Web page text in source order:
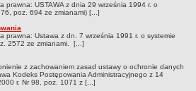
PEDAGOGICZNE
prawna: USTAWA z dnia 29 września 1994 r. o
poz. 694 ze zmianami) [...]
prawna: Ustawa z dn. 7 września 1991 r. o systemie
2572 ze zmianami. [...]
z zachowaniem zasad ustawy o ochronie danych
Kodeks Postępowania Administracyjnego z 14
r. Nr 98, poz. 1071 z [...]